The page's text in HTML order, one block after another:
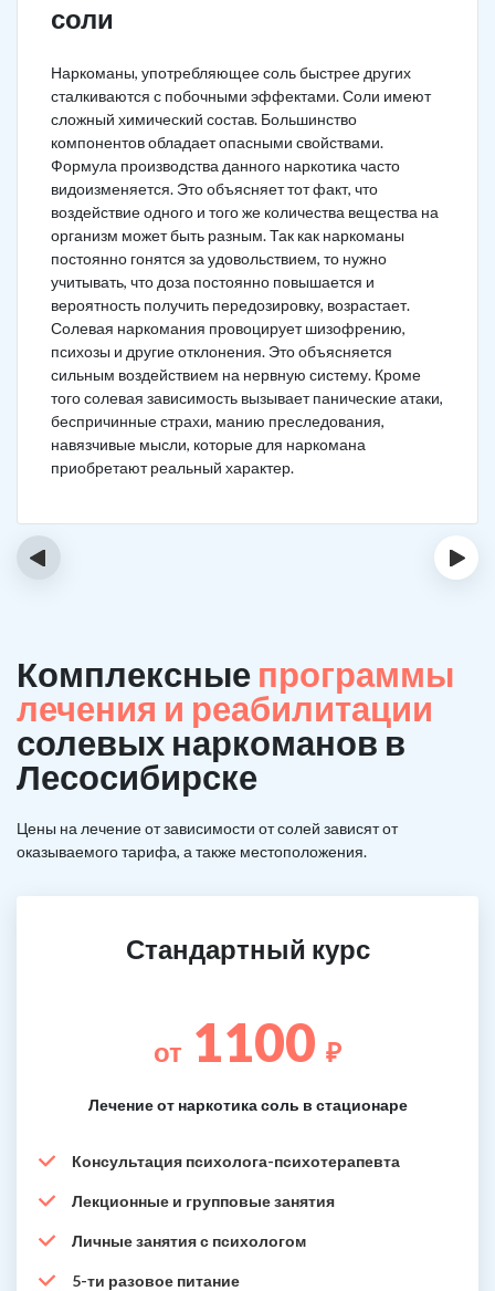
соли
Наркоманы, употребляющее соль быстрее других
сталкиваются с побочными эффектами. Соли имеют
сложный химический состав. Большинство
компонентов обладает опасными свойствами.
Формула производства данного наркотика часто
видоизменяется. Это объясняет тот факт, что
воздействие одного и того же количества вещества на
организм может быть разным. Так как наркоманы
постоянно гонятся за удовольствием, то нужно
учитывать, что доза постоянно повышается и
вероятность получить передозировку, возрастает.
Солевая наркомания провоцирует шизофрению,
психозы и другие отклонения. Это объясняется
сильным воздействием на нервную систему. Кроме
того солевая зависимость вызывает панические атаки,
беспричинные страхи, манию преследования,
навязчивые мысли, которые для наркомана
приобретают реальный характер.
‹ ›
Комплексные программы
лечения и реабилитации
солевых наркоманов в
Лесосибирске
Цены на лечение от зависимости от солей зависят от
оказываемого тарифа, а также местоположения.
Стандартный курс
от 1100 ₽
Лечение от наркотика соль в стационаре
Консультация психолога-психотерапевта
Лекционные и групповые занятия
Личные занятия с психологом
5-ти разовое питание